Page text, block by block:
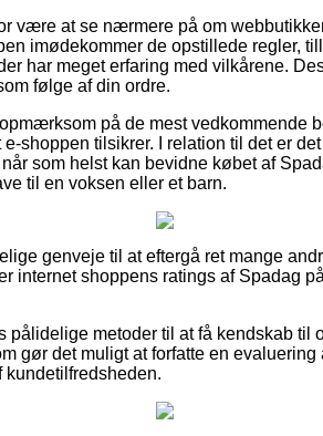
være at se nærmere på om
imødekommer de opstillede regler,
har meget erfaring med vilkårene.
følge af din ordre.
på de mest vedkommende
shoppen tilsikrer. I relation til det er
som helst kan bevidne købet af
til en voksen eller et barn.
genveje til at eftergå ret mange
internet shoppens ratings af Spadag
pålidelige metoder til at få kendskab
gør det muligt at forfatte en
kundetilfredsheden.